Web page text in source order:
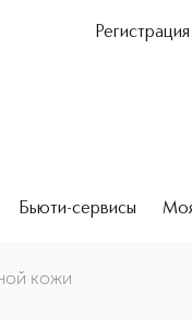
Бьюти-сервисы
кожи